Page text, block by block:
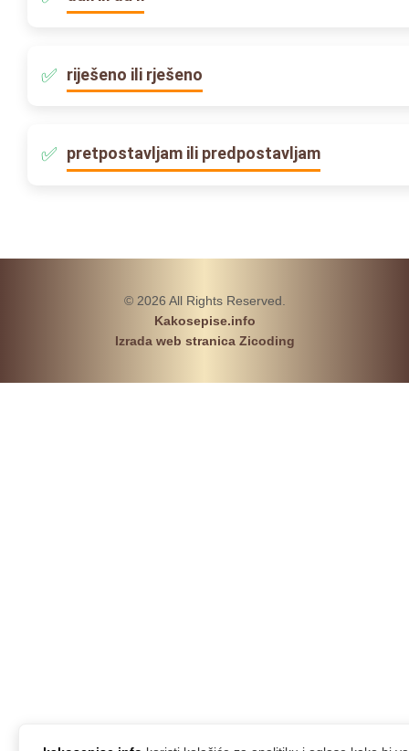
riješeno ili rješeno
pretpostavljam ili predpostavljam
© 2026 All Rights Reserved.
Kakosepise.info
Izrada web stranica Zicoding